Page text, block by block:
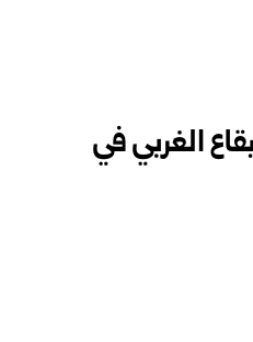
الغربي في